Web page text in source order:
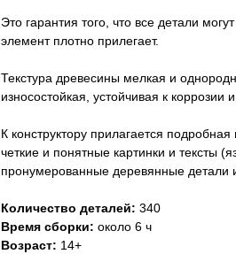
Это гарантия того, что все детали
элемент плотно прилегает.
Текстура древесины мелкая и
износостойкая, устойчивая к
К конструктору прилагается
четкие и понятные картинки и тексты
пронумерованные деревянные детали
Количество деталей: 340
Время сборки: около 6 ч
Возраст: 14+